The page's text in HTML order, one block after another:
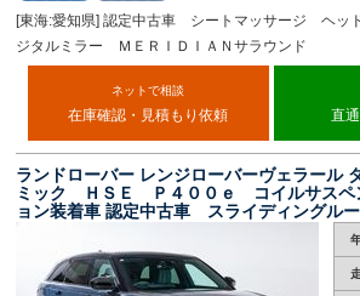
[東海:愛知県] 認定中古車 シートマッサージ ヘッ
ジタルミラー ＭＥＲＩＤＩＡＮサラウンド
ネットで相談
在庫確認・見積もり依頼 直
ランドローバー レンジローバーヴェラール
ミック ＨＳＥ Ｐ４００ｅ コイルサスペ
ョン装着車 認定中古車 スライディングル
ヘッドアップディスプレイ 前席シートクー
＆全席シートヒーター リアシート電動リク
ニング ワイヤレスデバイスチャージング
フィギュラブルアンビクス 衝突軽減